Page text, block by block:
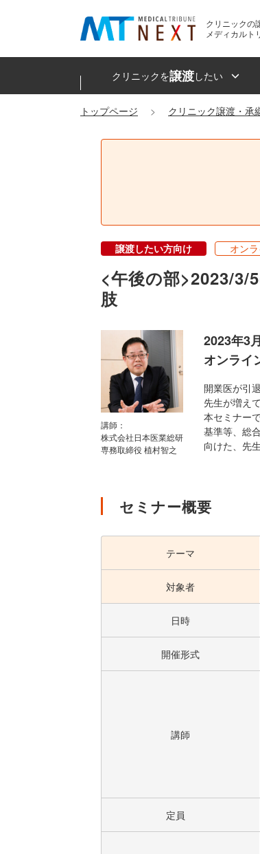
クリニックの
メディカルト
クリニックを譲渡したい
トップページ クリニック譲渡・承
譲渡したい方向け オン
<午後の部>2023/3/
肢
講師：
株式会社日本医業総研
専務取締役 植村智之
2023年3
オンライ
開業医が引
先生が増え
本セミナー
基準等、総
向けた、先
セミナー概要
テーマ
対象者
日時
開催形式
講師
定員